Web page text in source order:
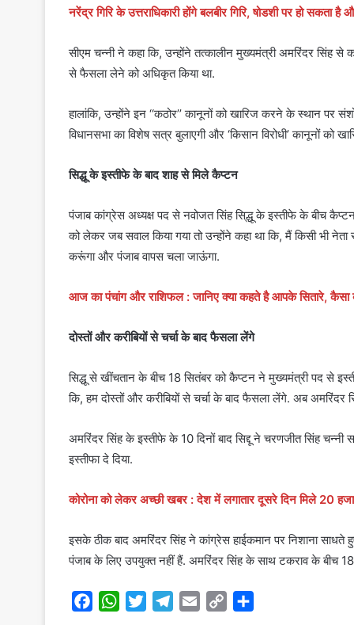
नरेंद्र गिरि के उत्तराधिकारी होंगे बलबीर गिरि, षोडशी पर हो सकता है
सीएम चन्नी ने कहा कि, उन्होंने तत्कालीन मुख्यमंत्री अमरिंदर सिंह
से फैसला लेने को अधिकृत किया था.
हालांकि, उन्होंने इन ‘‘कठोर’’ कानूनों को खारिज करने के स्थान पर
विधानसभा का विशेष सत्र बुलाएगी और ‘किसान विरोधी’ कानूनों को
सिद्धू के इस्तीफे के बाद शाह से मिले कैप्टन
पंजाब कांग्रेस अध्यक्ष पद से नवोजत सिंह सि्द्धू के इस्तीफे के बीच
को लेकर जब सवाल किया गया तो उन्होंने कहा था कि, मैं किसी भी
करूंगा और पंजाब वापस चला जाऊंगा.
आज का पंचांग और राशिफल : जानिए क्या कहते है आपके सितारे, कैसा
दोस्तों और करीबियों से चर्चा के बाद फैसला लेंगे
सिद्धू से खींचतान के बीच 18 सितंबर को कैप्टन ने मुख्यमंत्री पद से
कि, हम दोस्तों और करीबियों से चर्चा के बाद फैसला लेंगे. अब अमरिंदर
अमरिंदर सिंह के इस्तीफे के 10 दिनों बाद सिद्दू ने चरणजीत सिंह
इस्तीफा दे दिया.
कोरोना को लेकर अच्छी खबर : देश में लगातार दूसरे दिन मिले 20
इसके ठीक बाद अमरिंदर सिंह ने कांग्रेस हाईकमान पर निशाना साधते
पंजाब के लिए उपयुक्त नहीं हैं. अमरिंदर सिंह के साथ टकराव के बीच 18
W